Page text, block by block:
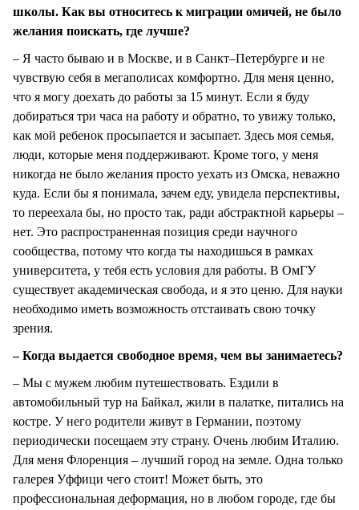
школы. Как вы относитесь к миграции омичей, не было
желания поискать, где лучше?
– Я часто бываю и в Москве, и в Санкт–Петербурге и не
чувствую себя в мегаполисах комфортно. Для меня ценно,
что я могу доехать до работы за 15 минут. Если я буду
добираться три часа на работу и обратно, то увижу только,
как мой ребенок просыпается и засыпает. Здесь моя семья,
люди, которые меня поддерживают. Кроме того, у меня
никогда не было желания просто уехать из Омска, неважно
куда. Если бы я понимала, зачем еду, увидела перспективы,
то переехала бы, но просто так, ради абстрактной карьеры –
нет. Это распространенная позиция среди научного
сообщества, потому что когда ты находишься в рамках
университета, у тебя есть условия для работы. В ОмГУ
существует академическая свобода, и я это ценю. Для науки
необходимо иметь возможность отстаивать свою точку
зрения.
– Когда выдается свободное время, чем вы занимаетесь?
– Мы с мужем любим путешествовать. Ездили в
автомобильный тур на Байкал, жили в палатке, питались на
костре. У него родители живут в Германии, поэтому
периодически посещаем эту страну. Очень любим Италию.
Для меня Флоренция – лучший город на земле. Одна только
галерея Уффици чего стоит! Может быть, это
профессиональная деформация, но в любом городе, где бы